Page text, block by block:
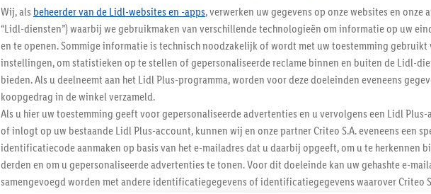
Blijf op de
Schrijf je in op de newsletter
Inschrijven
Wij, als beheerder van de Lidl-websites en -apps, verwerken uw gegevens op onze websites en onze
“Lidl-diensten”) waarbij we gebruikmaken van verschillende technologieën om informatie op uw
en te openen. Sommige informatie is technisch noodzakelijk of wordt met uw toestemming gebruikt
instellingen, om statistieken op te stellen of gepersonaliseerde reclame binnen en buiten de Lidl-
bieden. Als u deelneemt aan het Lidl Plus-programma, worden voor deze doeleinden eveneens
koopgedrag in de winkel verzameld.
Als u hier uw toestemming geeft voor gepersonaliseerde advertenties en u vervolgens een Lidl
of inlogt op uw bestaande Lidl Plus-account, kunnen wij en onze partner Criteo S.A. eveneens een
identificatiecode aanmaken op basis van het e-mailadres dat u daarbij opgeeft, om u te herkennen
derden en om u gepersonaliseerde advertenties te tonen. Voor dit doeleinde kan uw gehashte e-
samengevoegd worden met andere identificatiegegevens of identificatiegegevens waarover Criteo